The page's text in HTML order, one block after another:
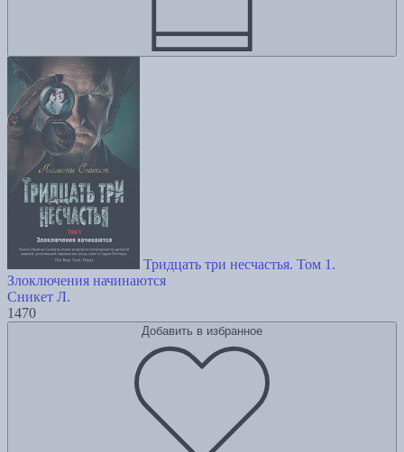
Тридцать три несчастья. Том 1.
Злоключения начинаются
Сникет Л.
1470
Добавить в избранное